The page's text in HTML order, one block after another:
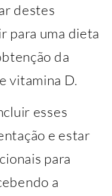
destes
para uma dieta
da
vitamina D.
esses
e estar
para
a